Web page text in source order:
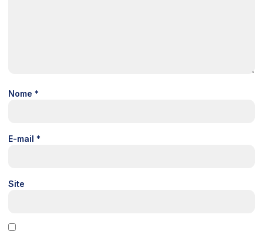
Nome *
E-mail *
Site